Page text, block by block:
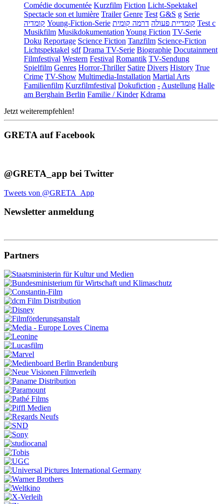
Comédie documentée Kurzfilm Fiction Licht-Spektakel
Spectacle son et lumière Trailer Genre Test G&S g Serie
קומדיה Young-Fiction-Serie קומדיית פעולה דרמה קומית
Test c
Musikfilm Musikdokumentation Young Fiction TV-Serie
Doku Reportage Science Fiction Tanzfilm Science-Fiction
Lichtspektakel sdf Drama TV-Serie Biographie Docutainment
Filmfestival Western Festival Romantik TV-Sendung
Spielfilm Genres Horror-Thriller Satire Divers History True
Crime TV-Show Multimedia-Installation Martial Arts
Familienfilm Kurzfilmfestival Dokufiction - Austellung Halle
am Berghain Berlin Familie / Kinder Kdrama
Jetzt weiterempfehlen!
GRETA auf Facebook
@GRETA_app bei Twitter
Tweets von @GRETA_App
Newsletter anmeldung
Partners